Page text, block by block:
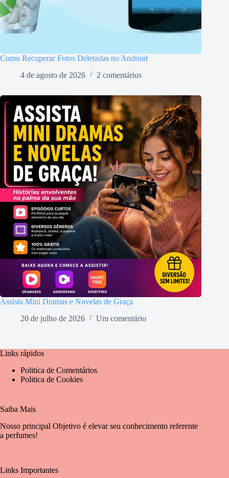
Como Recuperar Fotos Deletadas no Android
4 de agosto de 2026
2 comentários
Assista Mini Dramas e Novelas de Graça
20 de julho de 2026
Um comentário
Links rápidos
Politica de Comentários
Politica de Cookies
Saiba Mais
Nosso principal Objetivo é elevar seu conhecimento referente
a perfumes!
Links Importantes